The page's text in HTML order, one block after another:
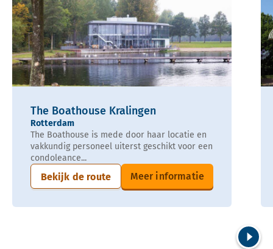
The Boathouse Kralingen
Rotterdam
The Boathouse is mede door haar locatie en
vakkundig personeel uiterst geschikt voor een
condoleance...
Bekijk de route Meer informatie